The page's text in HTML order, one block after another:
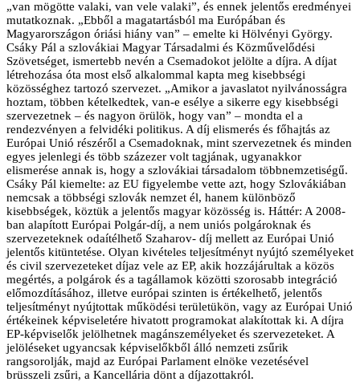
„van mögötte valaki, van vele valaki”, és ennek jelentős eredményei
mutatkoznak. „Ebből a magatartásból ma Európában és
Magyarországon óriási hiány van” – emelte ki Hölvényi György.
Csáky Pál a szlovákiai Magyar Társadalmi és Közművelődési
Szövetséget, ismertebb nevén a Csemadokot jelölte a díjra. A díjat
létrehozása óta most első alkalommal kapta meg kisebbségi
közösséghez tartozó szervezet. „Amikor a javaslatot nyilvánosságra
hoztam, többen kételkedtek, van-e esélye a sikerre egy kisebbségi
szervezetnek – és nagyon örülök, hogy van” – mondta el a
rendezvényen a felvidéki politikus. A díj elismerés és főhajtás az
Európai Unió részéről a Csemadoknak, mint szervezetnek és minden
egyes jelenlegi és több százezer volt tagjának, ugyanakkor
elismerése annak is, hogy a szlovákiai társadalom többnemzetiségű.
Csáky Pál kiemelte: az EU figyelembe vette azt, hogy Szlovákiában
nemcsak a többségi szlovák nemzet él, hanem különböző
kisebbségek, köztük a jelentős magyar közösség is. Háttér: A 2008-
ban alapított Európai Polgár-díj, a nem uniós polgároknak és
szervezeteknek odaítélhető Szaharov- díj mellett az Európai Unió
jelentős kitüntetése. Olyan kivételes teljesítményt nyújtó személyeket
és civil szervezeteket díjaz vele az EP, akik hozzájárultak a közös
megértés, a polgárok és a tagállamok közötti szorosabb integráció
előmozdításához, illetve európai szinten is értékelhető, jelentős
teljesítményt nyújtottak működési területükön, vagy az Európai Unió
értékeinek képviseletére hivatott programokat alakítottak ki. A díjra
EP-képviselők jelölhetnek magánszemélyeket és szervezeteket. A
jelöléseket ugyancsak képviselőkből álló nemzeti zsűrik
rangsorolják, majd az Európai Parlament elnöke vezetésével
brüsszeli zsűri, a Kancellária dönt a díjazottakról.